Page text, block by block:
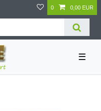
0 0,00 EUR
☰